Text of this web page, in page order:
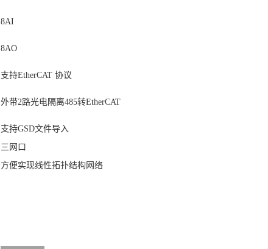
8AI
8AO
支持EtherCAT 协议
外带2路光电隔离485转EtherCAT
支持GSD文件导入
三网口
方便实现线性拓扑结构网络